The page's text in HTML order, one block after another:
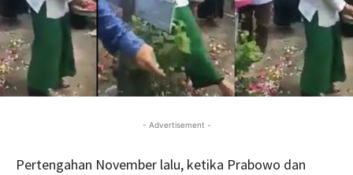
- Advertisement -
Pertengahan November lalu, ketika Prabowo dan